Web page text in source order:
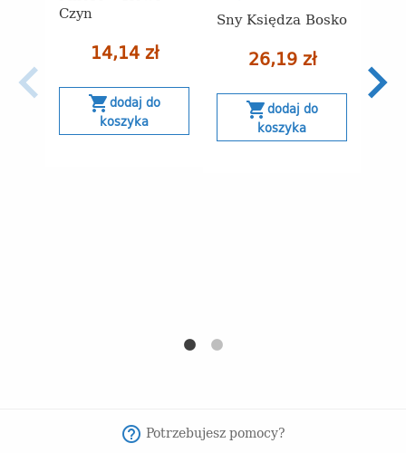
Czyn
14,14 zł
shopping_cartdodaj do
koszyka
Sny Księdza Bosko
26,19 zł
shopping_cartdodaj do
koszyka
help_outline Potrzebujesz pomocy?